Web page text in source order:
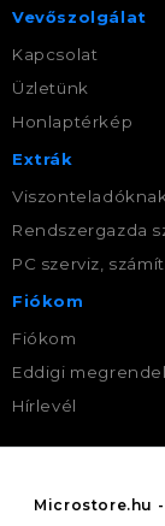
Vevőszolgálat
Kapcsolat
Üzletünk
Honlaptérkép
Extrák
Viszonteladóknak
Rendszergazda
PC szerviz,
Fiókom
Fiókom
Eddigi
Hírlevél
Microstore.hu -